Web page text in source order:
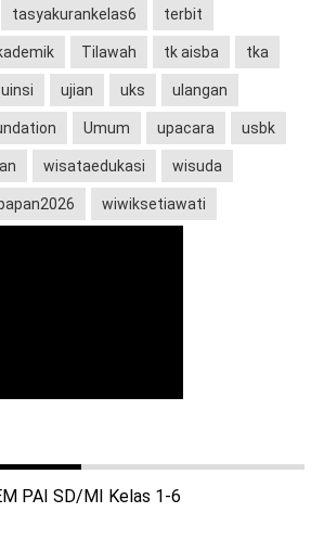
tasyakurankelas6 terbit
Tilawah tk aisba tka
uinsi ujian uks ulangan
Umum upacara usbk
wisataedukasi wisuda
wiwiksetiawati
PAI SD/MI Kelas 1-6